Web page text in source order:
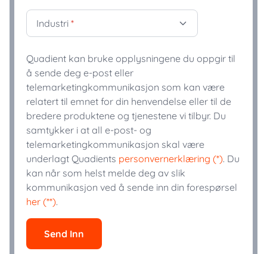
Industri *
Quadient kan bruke opplysningene du oppgir til
å sende deg e-post eller
telemarketingkommunikasjon som kan være
relatert til emnet for din henvendelse eller til de
bredere produktene og tjenestene vi tilbyr. Du
samtykker i at all e-post- og
telemarketingkommunikasjon skal være
underlagt Quadients personvernerklæring (*). Du
kan når som helst melde deg av slik
kommunikasjon ved å sende inn din forespørsel
her (**).
Send Inn